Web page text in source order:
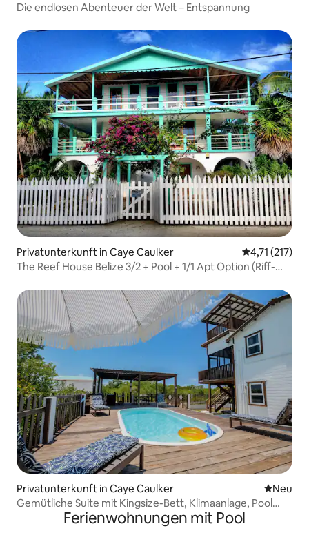
Die endlosen Abenteuer der Welt – Entspannung
Privatunterkunft in Caye Caulker
4,71 (217)
The Reef House Belize 3/2 + Pool + 1/1 Apt Option (Riff-
Privatunterkunft in Caye Caulker Neue
Neu
Gemütliche Suite mit Kingsize-Bett, Klimaanlage, Pool
und voll ausgestatteter Küche
Ferienwohnungen mit Pool